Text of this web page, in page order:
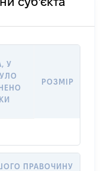
У
РОЗМІР
ПРАВОЧИНУ